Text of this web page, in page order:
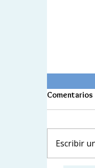
Honor
In this
you has
Comentarios
Escribir